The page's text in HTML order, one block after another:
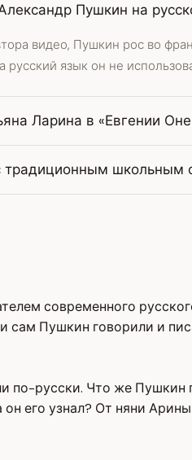
Пушкин на
видео, Пушкин рос во
русский язык он не
Ларина в «Евгении
традиционным школьным
современного
сам Пушкин говорили и
по-русски. Что же
его узнал? От няни